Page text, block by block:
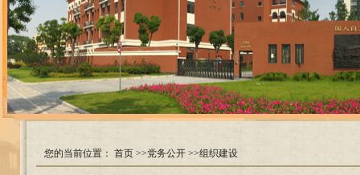
您的当前位置： 首页 >>党务公开 >>组织建设